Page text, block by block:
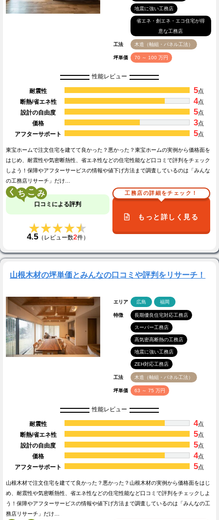
地震に強い工務店
省エネ・創エネ・エコ住宅が得
意な工務店
工法 木造（軸組・パネル工法）
坪単価 70 ～ 100 万円
性能レビュー
耐震性 5点
断熱/省エネ性
4点
設計の自由度
5点
価格
3点
アフターサポート
5点
東宝ホームで注文住宅を建てて良かった？悪かった？東宝ホームの実例から価格面を
はじめ、耐震性や気密断熱性、省エネ性などの住宅性能など口コミで評判をチェック
しよう！保障やアフターサービスの情報や値下げ方法まで調査しているのは「みんな
の工務店リサーチ」だけ…
く こ
口コミによる評判
★★★★★
★★★★★
4.5（レビュー数2件）
工務店の詳細をチェック！
もっと詳しく見る
山根木材の坪単価とみんなの口コミや評判をリサーチ！
エリア 広島 福岡
特徴 長期優良住宅対応工務店
スーパー工務店
高気密高断熱の工務店
地震に強い工務店
ZEH対応工務店
工法 木造（軸組・パネル工法）
坪単価 63 ～ 75 万円
性能レビュー
耐震性 4点
断熱/省エネ性
5点
設計の自由度
5点
価格
4点
アフターサポート
5点
山根木材で注文住宅を建てて良かった？悪かった？山根木材の実例から価格面をはじ
め、耐震性や気密断熱性、省エネ性などの住宅性能など口コミで評判をチェックしよ
う！保障やアフターサービスの情報や値下げ方法まで調査しているのは「みんなの工
務店リサーチ」だけ…